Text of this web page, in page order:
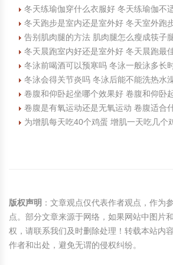
冬天练瑜伽穿什么衣服好 冬天练瑜伽不
冬天跑步是室内还是室外好 冬天室外跑
告别肌肉腿的方法 肌肉腿怎么瘦成筷子
冬天晨跑室内好还是室外好 冬天晨跑最
冬泳前喝酒可以预寒吗 冬泳一般泳多长
冬泳会得关节炎吗 冬泳后能不能洗热水
卷腹和仰卧起坐哪个效果好 卷腹和仰卧
卷腹是有氧运动还是无氧运动 卷腹适合
为增肌每天吃40个鸡蛋 增肌一天吃几个
版权声明 ：文章观点仅代表作者观点，作为
点。部分文章来源于网络，如果网站中图片
权，请联系我们及时删除处理！转载本站内
作者和出处，避免无谓的侵权纠纷。